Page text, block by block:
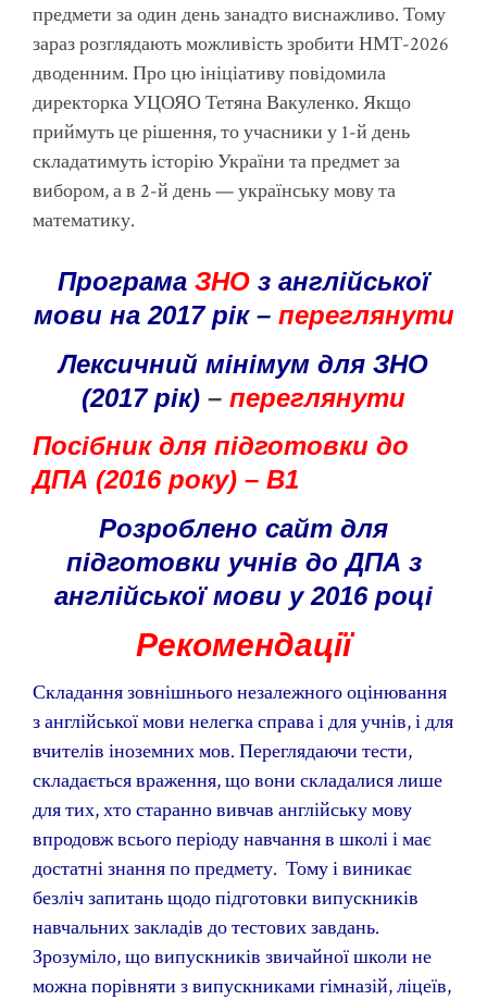
предмети за один день занадто виснажливо. Тому
зараз розглядають можливість зробити НМТ-2026
дводенним. Про цю ініціативу повідомила
директорка УЦОЯО Тетяна Вакуленко. Якщо
приймуть це рішення, то учасники у 1-й день
складатимуть історію України та предмет за
вибором, а в 2-й день — українську мову та
математику.
Програма ЗНО з англійської
мови на 2017 рік – переглянути
Лексичний мінімум для ЗНО
(2017 рік) – переглянути
Посібник для підготовки до
ДПА (2016 року) – В1
Розроблено сайт для
підготовки учнів до ДПА з
англійської мови у 2016 році
Рекомендації
Складання зовнішнього незалежного оцінювання
з англійської мови нелегка справа і для учнів, і для
вчителів іноземних мов. Переглядаючи тести,
складається враження, що вони складалися лише
для тих, хто старанно вивчав англійську мову
впродовж всього періоду навчання в школі і має
достатні знання по предмету. Тому і виникає
безліч запитань щодо підготовки випускників
навчальних закладів до тестових завдань.
Зрозуміло, що випускників звичайної школи не
можна порівняти з випускниками гімназій, ліцеїв,